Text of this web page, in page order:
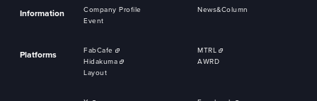
Information Company Profile
News&Column
Event
Platforms FabCafe
MTRL
Hidakuma
AWRD
Layout